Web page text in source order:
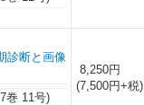
診断と画像
巻 11号)
8,250円
(7,500円+税)